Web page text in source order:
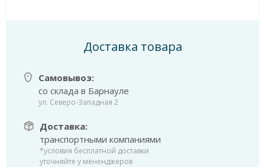
Доставка товара
Самовывоз:
со склада в Барнауле
ул. Северо-Западная 2
Доставка:
транспортными компаниями
*условия бесплатной доставки
уточняйте у мененджеров